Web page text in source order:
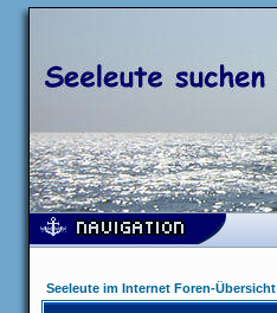
Seeleute im Internet Foren-Übersicht